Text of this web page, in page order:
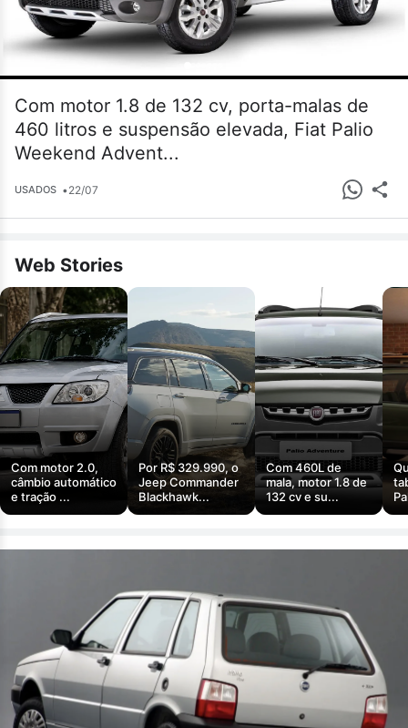
Com motor 1.8 de 132 cv, porta-malas de
460 litros e suspensão elevada, Fiat Palio
Weekend Advent...
USADOS •22/07
Web Stories
Com motor 2.0,
câmbio automático
e tração ...
Por R$ 329.990, o
Jeep Commander
Blackhawk...
Com 460L de
mala, motor 1.8 de
132 cv e su...